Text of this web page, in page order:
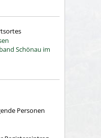
Schönau im
Personen